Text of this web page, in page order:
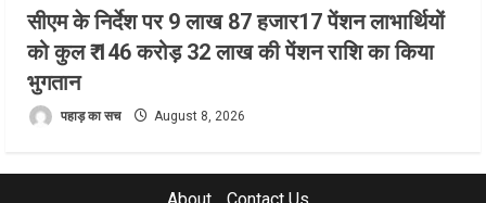
सीएम के निर्देश पर 9 लाख 87 हजार17 पेंशन लाभार्थियों
को कुल ₹ 146 करोड़ 32 लाख की पेंशन राशि का किया
भुगतान
पहाड़ का सच August 8, 2026